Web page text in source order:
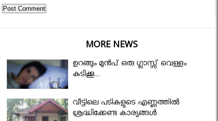
MORE NEWS
ഉറങ്ങും മുന്‍പ് ഒരു ഗ്ലാസ്സ് വെള്ളം
കുടിക്കൂ...
വീട്ടിലെ പടികളുടെ എണ്ണത്തിൽ
ശ്രദ്ധിക്കേണ്ട കാര്യങ്ങൾ